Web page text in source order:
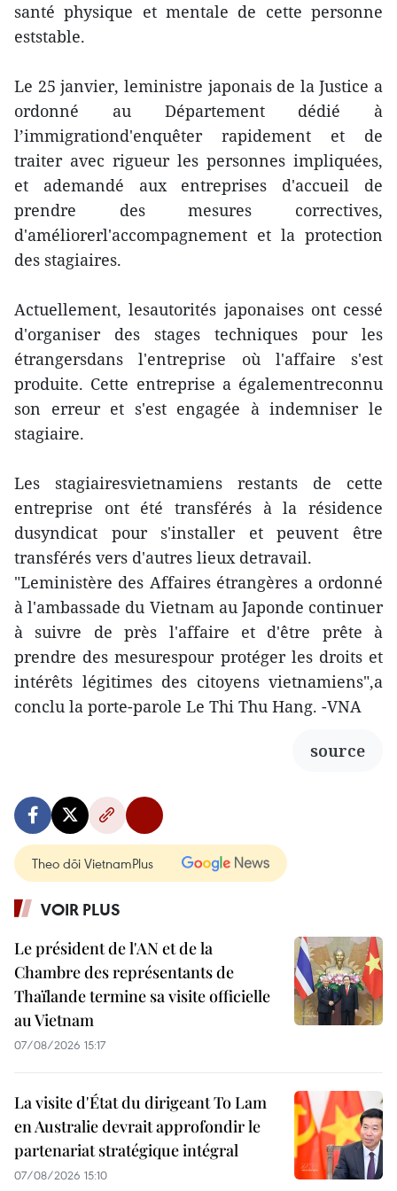
santé physique et mentale de cette personne
eststable.
Le 25 janvier, leministre japonais de la Justice a
ordonné au Département dédié à
l’immigrationd'enquêter rapidement et de
traiter avec rigueur les personnes impliquées,
et ademandé aux entreprises d'accueil de
prendre des mesures correctives,
d'améliorerl'accompagnement et la protection
des stagiaires.
Actuellement, lesautorités japonaises ont cessé
d'organiser des stages techniques pour les
étrangersdans l'entreprise où l'affaire s'est
produite. Cette entreprise a égalementreconnu
son erreur et s'est engagée à indemniser le
stagiaire.
Les stagiairesvietnamiens restants de cette
entreprise ont été transférés à la résidence
dusyndicat pour s'installer et peuvent être
transférés vers d'autres lieux detravail.
"Leministère des Affaires étrangères a ordonné
à l'ambassade du Vietnam au Japonde continuer
à suivre de près l'affaire et d'être prête à
prendre des mesurespour protéger les droits et
intérêts légitimes des citoyens vietnamiens",a
conclu la porte-parole Le Thi Thu Hang. -VNA
source
Theo dõi VietnamPlus
VOIR PLUS
Le président de l'AN et de la
Chambre des représentants de
Thaïlande termine sa visite officielle
au Vietnam
07/08/2026 15:17
La visite d'État du dirigeant To Lam
en Australie devrait approfondir le
partenariat stratégique intégral
07/08/2026 15:10